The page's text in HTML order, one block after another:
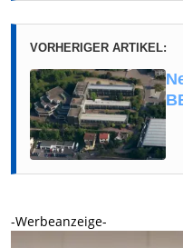
VORHERIGER ARTIKEL:
-Werbeanzeige-